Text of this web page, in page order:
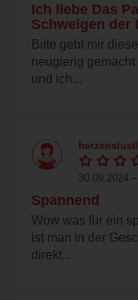
Ich liebe Das
Schweigen der
Bitte gebt mir
neugierig
und ich...
30.09.2024
Spannend
Wow was für ein
ist man in der
direkt...